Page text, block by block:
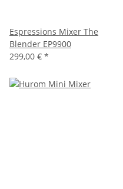
Espressions Mixer The
Blender EP9900
299,00 € *